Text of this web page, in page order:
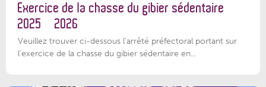
Exercice de la chasse du gibier sédentaire
2025 – 2026
Veuillez trouver ci-dessous l'arrêté préfectoral portant sur
l'exercice de la chasse du gibier sédentaire en...